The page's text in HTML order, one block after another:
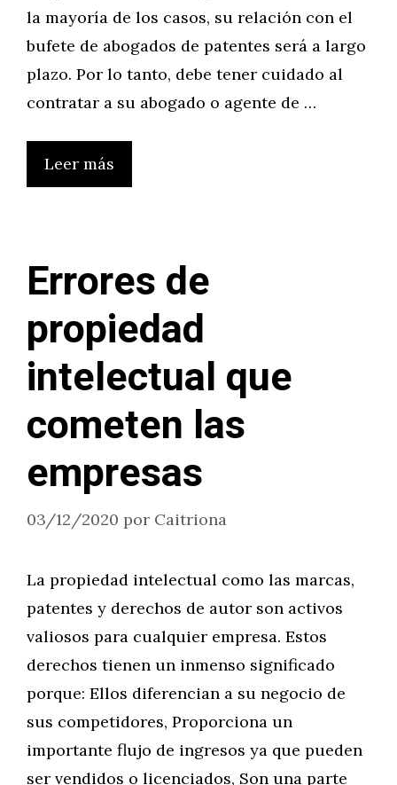
la mayoría de los casos, su relación con el
bufete de abogados de patentes será a largo
plazo. Por lo tanto, debe tener cuidado al
contratar a su abogado o agente de …
Leer más
Errores de
propiedad
intelectual que
cometen las
empresas
03/12/2020 por Caitriona
La propiedad intelectual como las marcas,
patentes y derechos de autor son activos
valiosos para cualquier empresa. Estos
derechos tienen un inmenso significado
porque: Ellos diferencian a su negocio de
sus competidores, Proporciona un
importante flujo de ingresos ya que pueden
ser vendidos o licenciados, Son una parte